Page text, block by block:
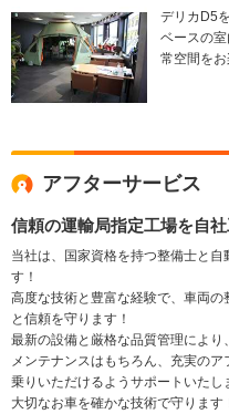
デリカD5
ベースの
常空間をお
アフターサービス
信頼の運輸局指定工場を自
当社は、国家資格を持つ整備士と
す！
高度な技術と豊富な経験で、車両
と信頼を守ります！
最新の設備と厳格な品質管理によ
メンテナンスはもちろん、充実の
乗りいただけるようサポートいたし
大切なお車を確かな技術で守ります